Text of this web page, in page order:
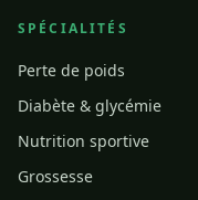
SPÉCIALITÉS
Perte de poids
Diabète & glycémie
Nutrition sportive
Grossesse